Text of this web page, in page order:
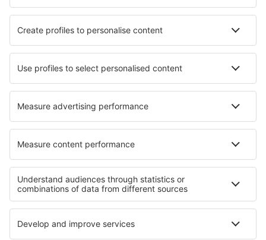
Cazare în Aughrim Cazare în Saint-Jean-et-Saint-Paul
Cazare în Barro Cazare în Jardim do Mar
Cazare în Lydbrook Cazare în Kingaroy
Cele mai bune locuri de cazare - regiuni
Cazare in Apulia Cazare in Abruzzo Cazare în Livigno
Cazare in Lombardia Cazare in Val di Sole
Cazare în Copacabana Cazare în Cartagena